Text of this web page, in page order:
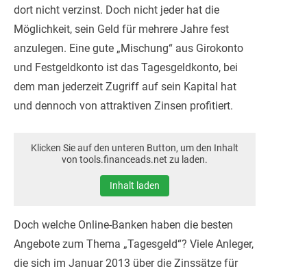
dort nicht verzinst. Doch nicht jeder hat die
Möglichkeit, sein Geld für mehrere Jahre fest
anzulegen. Eine gute „Mischung“ aus Girokonto
und Festgeldkonto ist das Tagesgeldkonto, bei
dem man jederzeit Zugriff auf sein Kapital hat
und dennoch von attraktiven Zinsen profitiert.
Klicken Sie auf den unteren Button, um den Inhalt
von tools.financeads.net zu laden.
Inhalt laden
Doch welche Online-Banken haben die besten
Angebote zum Thema „Tagesgeld“? Viele Anleger,
die sich im Januar 2013 über die Zinssätze für